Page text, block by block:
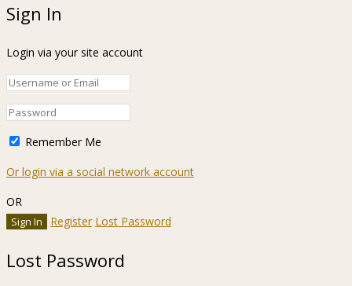
Sign In
Login via your site account
Remember Me
Or login via a social network account
OR
Register Lost Password
Lost Password